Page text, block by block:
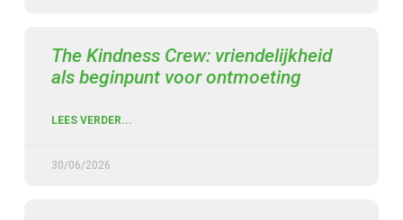
The Kindness Crew: vriendelijkheid
als beginpunt voor ontmoeting
LEES VERDER...
30/06/2026